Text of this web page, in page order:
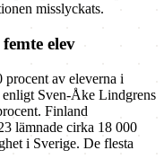
misslyckats.
elev
procent av eleverna i
Sven-Åke Lindgrens
Finland
lämnade cirka 18 000
i Sverige. De flesta